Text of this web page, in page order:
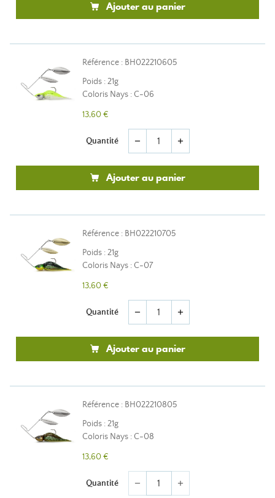
Ajouter au panier
Référence : BH022210605
Poids : 21g
Coloris Nays : C-06
13,60 €
Quantité remove add
Ajouter au panier
Référence : BH022210705
Poids : 21g
Coloris Nays : C-07
13,60 €
Quantité remove add
Ajouter au panier
Référence : BH022210805
Poids : 21g
Coloris Nays : C-08
13,60 €
Quantité remove add